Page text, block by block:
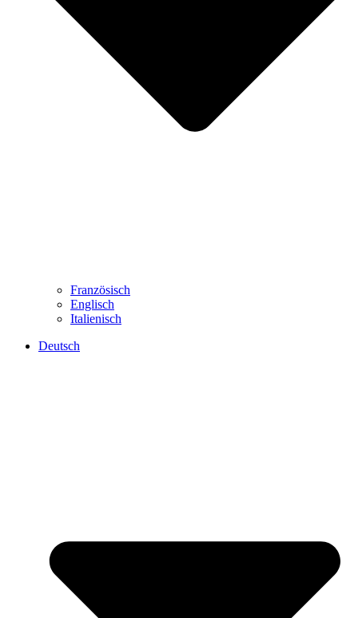
Französisch
Englisch
Italienisch
Deutsch